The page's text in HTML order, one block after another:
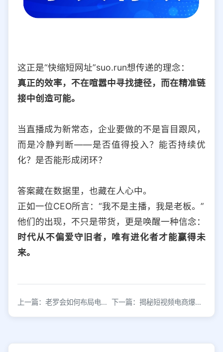
这正是“快缩短网址”suo.run想传递的理念：
真正的效率，不在喧嚣中寻找捷径，而在精准链
接中创造可能。
当直播成为新常态，企业要做的不是盲目跟风，
而是冷静判断——是否值得投入？能否持续优
化？是否能形成闭环？
答案藏在数据里，也藏在人心中。
正如一位CEO所言：“我不是主播，我是老板。”
他们的出现，不只是带货，更是唤醒一种信念：
时代从不偏爱守旧者，唯有进化者才能赢得未
来。
上一篇：老罗会如何布局电商直播？ 下一篇：揭秘短视频电商爆款产品的底层逻辑